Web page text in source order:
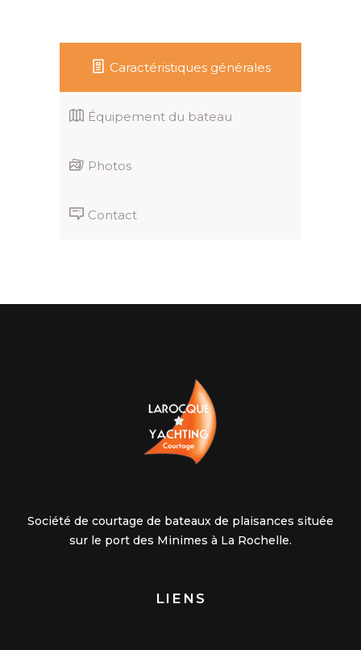
Caractéristiques générales
Équipement du bateau
Photos
Contact
Société de courtage de bateaux de plaisances située
sur le port des Minimes à La Rochelle.
LIENS